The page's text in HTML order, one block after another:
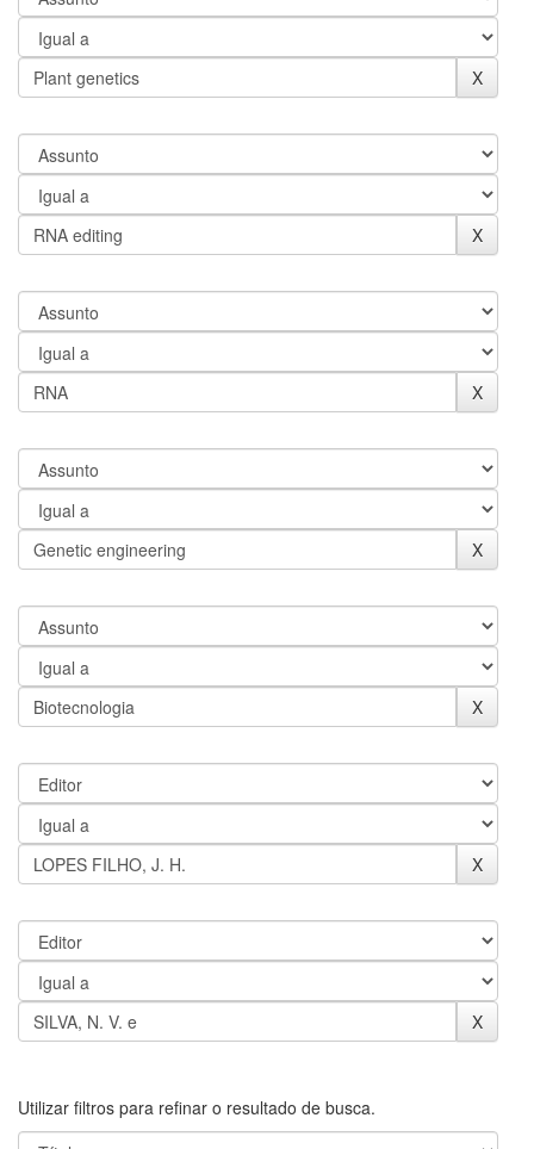
Utilizar filtros para refinar o resultado de busca.